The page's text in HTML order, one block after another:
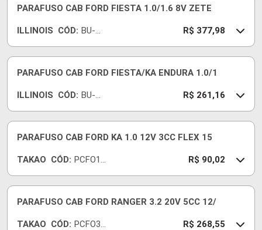
PARAFUSO CAB FORD FIESTA 1.0/1.6 8V ZETE
ILLINOIS CÓD: BU-
R$ 377,98
PARAFUSO CAB FORD FIESTA/KA ENDURA 1.0/1
ILLINOIS CÓD: BU-
R$ 261,16
PARAFUSO CAB FORD KA 1.0 12V 3CC FLEX 15
TAKAO CÓD: PCFO10
R$ 90,02
PARAFUSO CAB FORD RANGER 3.2 20V 5CC 12/
TAKAO CÓD: PCFO32
R$ 268,55